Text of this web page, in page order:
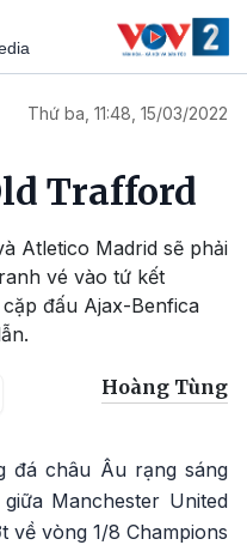
Thứ ba, 11:48, 15/03/2022
Trafford
Atletico Madrid sẽ phải
vé vào tứ kết
đấu Ajax-Benfica
Hoàng Tùng
đá châu Âu rạng sáng
Manchester United
về vòng 1/8 Champions